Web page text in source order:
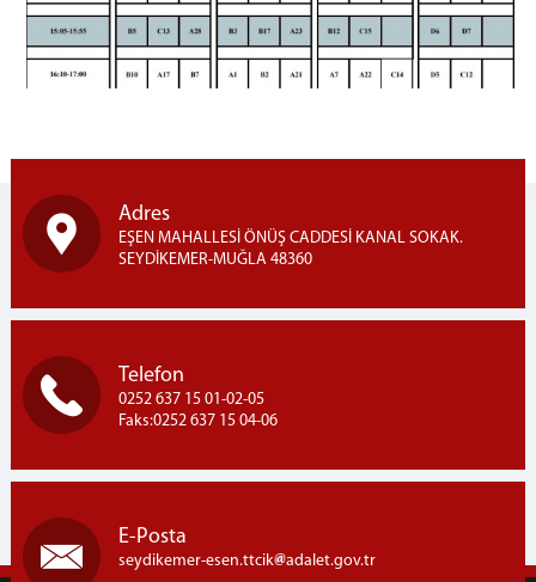
Emanet Eşya Birimi
Ziyaret Kabul Bürosu
GÖRÜŞ GÜNLERİ
Açık Ceza İnfaz Kurumu İçin Görüş Gün ve Saatleri
İLETİŞİM BİLGİLERİ
KAPALI CEZAEVİ
Adres
EŞEN MAHALLESİ ÖNÜŞ CADDESİ KANAL SOKAK.
SEYDİKEMER-MUĞLA 48360
Telefon
0252 637 15 01-02-05
Faks:0252 637 15 04-06
E-Posta
seydikemer-esen.ttcik adalet.gov.tr